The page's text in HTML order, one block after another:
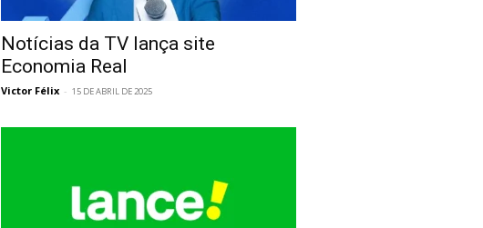
Notícias da TV lança site
Economia Real
Victor Félix - 15 DE ABRIL DE 2025